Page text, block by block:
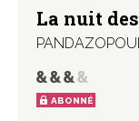
La nuit
ABONNÉ